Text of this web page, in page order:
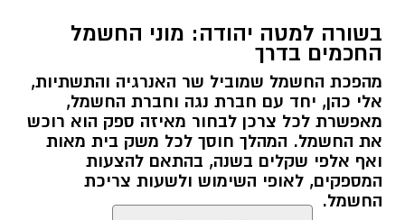
בשורה למטה יהודה: מוני החשמל
החכמים בדרך
מהפכת החשמל שמוביל שר האנרגיה והתשתיות,
אלי כהן, יחד עם חברת נגה וחברת החשמל,
מאפשרת לכל צרכן לבחור מאיזה ספק הוא רוכש
את החשמל. המהלך חוסך לכל משק בית מאות
ואף אלפי שקלים בשנה, בהתאם להצעות
המספקים, לאופי השימוש ולשעות צריכת
החשמל.